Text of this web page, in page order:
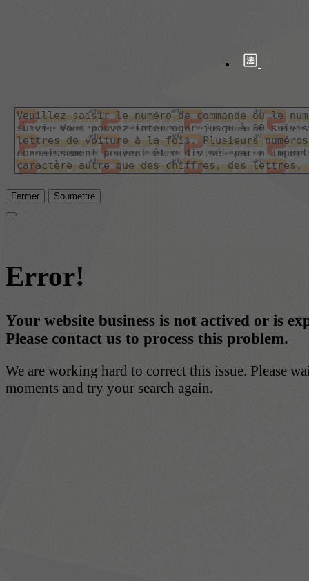
Fermer Soumettre
Error!
Your website business is not actived or is
Please contact us to process this problem.
We are working hard to correct this issue. Please
moments and try your search again.